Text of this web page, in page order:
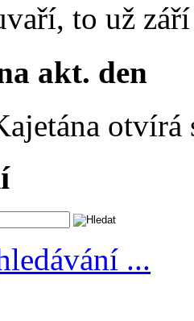
to už
akt. den
otvírá
...